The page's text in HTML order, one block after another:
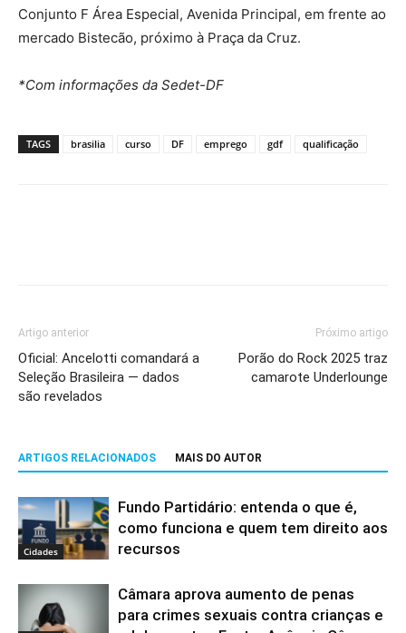
Conjunto F Área Especial, Avenida Principal, em frente ao
mercado Bistecão, próximo à Praça da Cruz.
*Com informações da Sedet-DF
TAGS brasilia curso DF emprego gdf qualificação
Artigo anterior
Oficial: Ancelotti comandará a
Seleção Brasileira — dados
são revelados
Próximo artigo
Porão do Rock 2025 traz
camarote Underlounge
ARTIGOS RELACIONADOS MAIS DO AUTOR
Cidades
Fundo Partidário: entenda o que é,
como funciona e quem tem direito aos
recursos
Câmara aprova aumento de penas
para crimes sexuais contra crianças e